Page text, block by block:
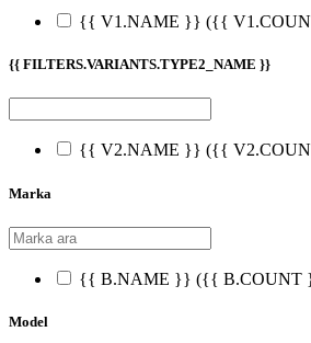
{{ V1.NAME }} ({{
{{ FILTERS.VARIANTS.TYPE2_NAME }}
{{ V2.NAME }} ({{
Marka
{{ B.NAME }} ({{ B.COUNT
Model